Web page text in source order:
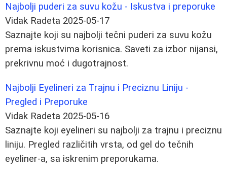
Najbolji puderi za suvu kožu - Iskustva i preporuke
Vidak Radeta 2025-05-17
Saznajte koji su najbolji tečni puderi za suvu kožu
prema iskustvima korisnica. Saveti za izbor nijansi,
prekrivnu moć i dugotrajnost.
Najbolji Eyelineri za Trajnu i Preciznu Liniju -
Pregled i Preporuke
Vidak Radeta 2025-05-16
Saznajte koji eyelineri su najbolji za trajnu i preciznu
liniju. Pregled različitih vrsta, od gel do tečnih
eyeliner-a, sa iskrenim preporukama.